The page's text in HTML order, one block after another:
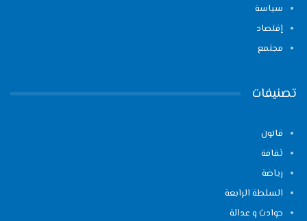
سياسة
إقتصاد
مجتمع
تصنيفات
قانون
ثقافة
رياضة
السلطة الرابعة
حوادث و عدالة